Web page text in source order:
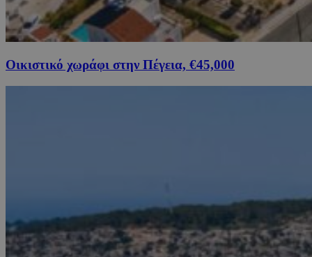
Οικιστικό χωράφι στην Πέγεια, €45,000